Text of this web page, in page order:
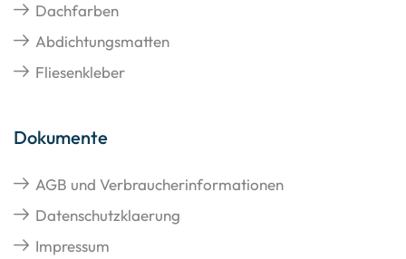
Dachfarben
Abdichtungsmatten
Fliesenkleber
Dokumente
AGB und Verbraucherinformationen
Datenschutzklaerung
Impressum